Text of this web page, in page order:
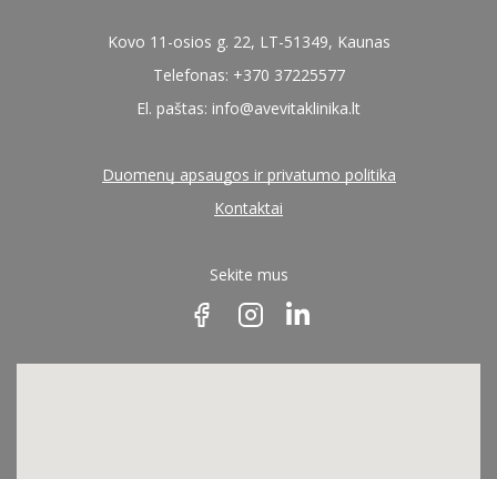
Kovo 11-osios g. 22, LT-51349, Kaunas
Telefonas: +370 37225577
El. paštas: info@avevitaklinika.lt
Duomenų apsaugos ir privatumo politika
Kontaktai
Sekite mus